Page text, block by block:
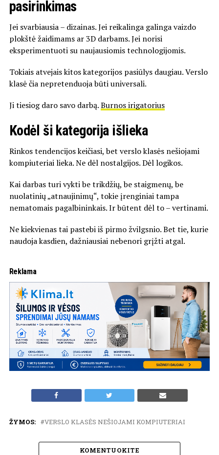
pasirinkimas
Jei svarbiausia – dizainas. Jei reikalinga galinga vaizdo
plokštė žaidimams ar 3D darbams. Jei norisi
eksperimentuoti su naujausiomis technologijomis.
Tokiais atvejais kitos kategorijos pasiūlys daugiau. Verslo
klasė čia nepretenduoja būti universali.
Ji tiesiog daro savo darbą.Burnos irigatorius
Kodėl ši kategorija išlieka
Rinkos tendencijos keičiasi, bet verslo klasės nešiojami
kompiuteriai lieka. Ne dėl nostalgijos. Dėl logikos.
Kai darbas turi vykti be trikdžių, be staigmenų, be
nuolatinių „atnaujinimų“, tokie įrenginiai tampa
nematomais pagalbininkais. Ir būtent dėl to – vertinami.
Ne kiekvienas tai pastebi iš pirmo žvilgsnio. Bet tie, kurie
naudoja kasdien, dažniausiai nebenori grįžti atgal.
Reklama
ŽYMOS: VERSLO KLASĖS NEŠIOJAMI KOMPIUTERIAI
KOMENTUOKITE